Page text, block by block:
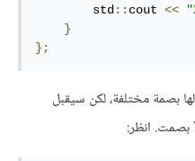
        std
:: cout <<
}
};
بصمة مختلفة، لكن سيقبل
بصمت. انظر: